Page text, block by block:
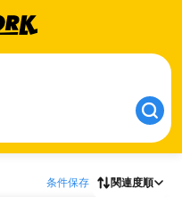
条件保存 関連度順